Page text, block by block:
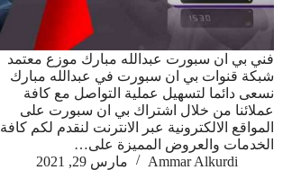
فني بي ان سبورت عبدالله مبارك موزع معتمد
شبكة قنوات بي ان سبورت في عبدالله مبارك
نسعى دائما لتسهيل عملية التواصل مع كافة
عملائنا من خلال اشتراك بي ان سبورت على
المواقع الالكترونية عبر الانترنت لنقدم لكم كافة
الخدمات والعروض المميزة على…
Ammar Alkurdi
مارس 29, 2021